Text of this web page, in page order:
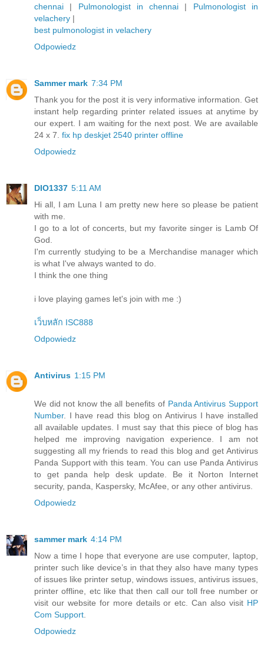
chennai | Pulmonologist in chennai | Pulmonologist in
velachery |
best pulmonologist in velachery
Odpowiedz
Sammer mark 7:34 PM
Thank you for the post it is very informative information. Get
instant help regarding printer related issues at anytime by
our expert. I am waiting for the next post. We are available
24 x 7. fix hp deskjet 2540 printer offline
Odpowiedz
DIO1337 5:11 AM
Hi all, I am Luna I am pretty new here so please be patient
with me.
I go to a lot of concerts, but my favorite singer is Lamb Of
God.
I'm currently studying to be a Merchandise manager which
is what I've always wanted to do.
I think the one thing
i love playing games let's join with me :)
เว็บหลัก ISC888
Odpowiedz
Antivirus 1:15 PM
We did not know the all benefits of Panda Antivirus Support
Number. I have read this blog on Antivirus I have installed
all available updates. I must say that this piece of blog has
helped me improving navigation experience. I am not
suggesting all my friends to read this blog and get Antivirus
Panda Support with this team. You can use Panda Antivirus
to get panda help desk update. Be it Norton Internet
security, panda, Kaspersky, McAfee, or any other antivirus.
Odpowiedz
sammer mark 4:14 PM
Now a time I hope that everyone are use computer, laptop,
printer such like device’s in that they also have many types
of issues like printer setup, windows issues, antivirus issues,
printer offline, etc like that then call our toll free number or
visit our website for more details or etc. Can also visit HP
Com Support
Odpowiedz